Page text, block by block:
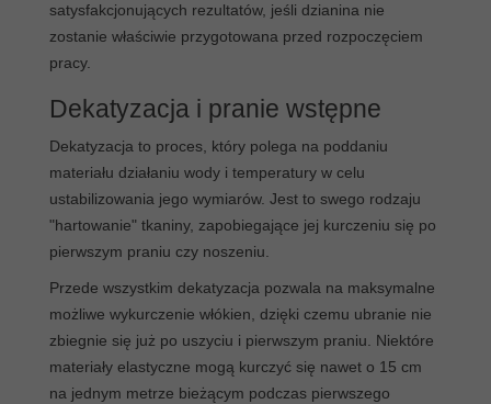
satysfakcjonujących rezultatów, jeśli dzianina nie
zostanie właściwie przygotowana przed rozpoczęciem
pracy.
Dekatyzacja i pranie wstępne
Dekatyzacja to proces, który polega na poddaniu
materiału działaniu wody i temperatury w celu
ustabilizowania jego wymiarów. Jest to swego rodzaju
"hartowanie" tkaniny, zapobiegające jej kurczeniu się po
pierwszym praniu czy noszeniu.
Przede wszystkim dekatyzacja pozwala na maksymalne
możliwe wykurczenie włókien, dzięki czemu ubranie nie
zbiegnie się już po uszyciu i pierwszym praniu. Niektóre
materiały elastyczne mogą kurczyć się nawet o 15 cm
na jednym metrze bieżącym podczas pierwszego